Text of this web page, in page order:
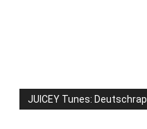
JUICEY Tunes: Deutschrap